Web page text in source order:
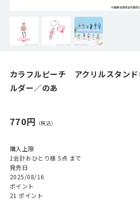
カラフルピーチ アクリルスタンド
ルダー／のあ
770円
購入上限
1会計おひとり様 5点 まで
発売日
2025/08/16
ポイント
21 ポイント